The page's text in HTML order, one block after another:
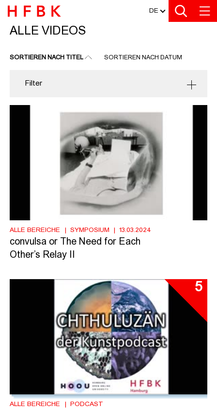
Zu den Filtern
Zur Metanavigation
Zur Hauptnavigation
Zur Suche
Zum Inhalt
Zum Seitenfuss DE
ALLE VIDEOS
ALLE VIDEOS
SORTIEREN NACH TITEL SORTIEREN NACH DATUM
Filter
ALLE BEREICHE SYMPOSIUM 13.03.2024
convulsa or The Need for Each
Other’s Relay II
5
ALLE BEREICHE PODCAST